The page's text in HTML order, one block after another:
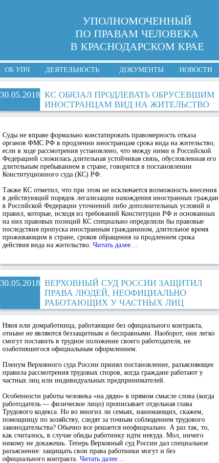
УПОЛНОМОЧЕННЫЙ
ПО ПРАВАМ ЧЕЛОВЕКА
В КРАСНОДАРСКОМ КРАЕ
ОБ УПЧ ДЕЯТЕЛЬНОСТЬ ДОКУМЕНТЫ НОВОСТИ
30.05.2018 КС ОБЯЗАЛ ПРОДЛЕВАТЬ ОБРУСЕВШИМ
ИНОСТРАНЦАМ ВИД НА ЖИТЕЛЬСТВО
Суды не вправе формально констатировать правомерность отказа
органов ФМС РФ в продлении иностранцам срока вида на жительство,
если в ходе рассмотрения установлено, что между ними и Российской
Федерацией сложилась длительная устойчивая связь, обусловленная его
длительным пребыванием в стране, говорится в постановлении
Конституционного суда (КС) РФ.
Также КС отметил, что при этом не исключается возможность внесения
в действующий порядок легализации нахождения иностранных граждан
в Российской Федерации уточнений либо дополнительных условий и
правил, которые, исходя из требований Конституции РФ и основанных
на них правовых позиций КС специально определили бы правовые
последствия пропуска иностранным гражданином, длительное время
проживающим в стране, сроков обращения за продлением срока
действия вида на жительство. Читать далее…
30.05.2018 ВЕРХОВНЫЙ СУД РОССИИ ЗАЩИТИЛ
ПРАВА ЛЮДЕЙ, НЕОФИЦИАЛЬНО
РАБОТАЮЩИХ У ЧАСТНЫХ ЛИЦ
Няня или домработница, работающие без официального контракта,
отныне не являются беззащитным и бесправными. Наоборот, они легко
смогут поставить в трудное положение своего работодателя, не
озаботившегося официальным оформлением.
Пленум Верховного суда России принял постановление, разъясняющее
правила рассмотрения трудовых споров, когда граждане работают у
частных лиц или индивидуальных предпринимателей.
Особенности работы человека «на дядю» в прямом смысле слова (когда
работодатель — физическое лицо) прописывает отдельная глава
Трудового кодекса. Но во многих ли семьях, нанимающих, скажем,
помощницу по хозяйству, следят за точным соблюдением трудового
законодательства? Обычно все решается неофициально. А раз так, то,
как считалось, в случае обиды работнику идти некуда. Мол, ничего
никому не докажешь. Теперь Верховный суд России дал специальное
разъяснение: защищать свои права работники могут и без
официального контракта. Читать далее…